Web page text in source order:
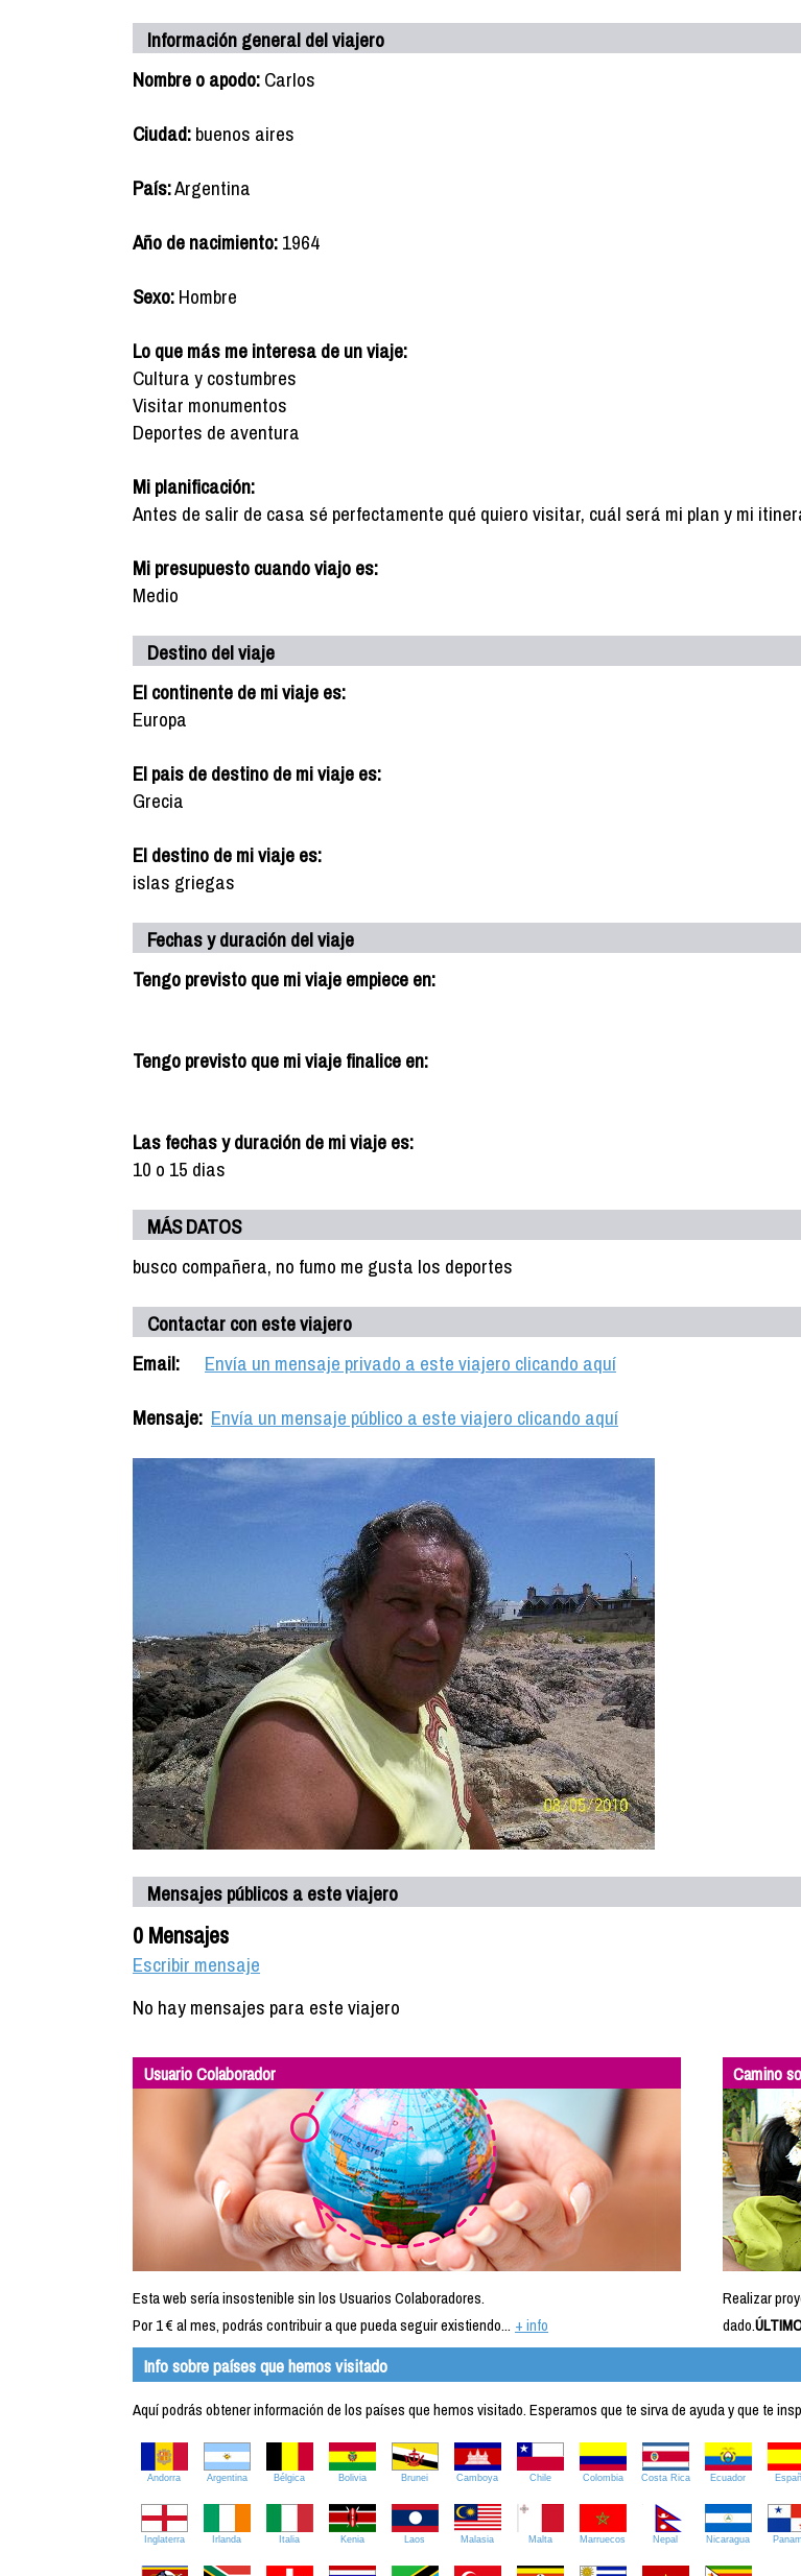
Información general del viajero
Nombre o apodo:Carlos
Ciudad:buenos aires
País:Argentina
Año de nacimiento:1964
Sexo:Hombre
Lo que más me interesa de un viaje:
Cultura y costumbres
Visitar monumentos
Deportes de aventura
Mi planificación:
Antes de salir de casa sé perfectamente qué quiero visitar, cuál será mi plan y mi
Mi presupuesto cuando viajo es:
Medio
Destino del viaje
El continente de mi viaje es:
Europa
El pais de destino de mi viaje es:
Grecia
El destino de mi viaje es:
islas griegas
Fechas y duración del viaje
Tengo previsto que mi viaje empiece en:
Tengo previsto que mi viaje finalice en:
Las fechas y duración de mi viaje es:
10 o 15 dias
MÁS DATOS
busco compañera, no fumo me gusta los deportes
Contactar con este viajero
Email:
Envía un mensaje privado a este viajero clicando aquí
Mensaje: Envía un mensaje público a este viajero clicando aquí
Mensajes públicos a este viajero
0 Mensajes
Escribir mensaje
No hay mensajes para este viajero
Usuario Colaborador
Esta web sería insostenible sin los Usuarios Colaboradores.
Por 1 € al mes, podrás contribuir a que pueda seguir existiendo... + info
Camino
Realizar
dado.
Info sobre países que hemos visitado
Aquí podrás obtener información de los países que hemos visitado. Esperamos que te sirva de ayuda y que te
Andorra Argentina Bélgica Bolivia Brunei Camboya Chile Colombia Costa Rica Ecuador
Inglaterra Irlanda Italia Kenia Laos Malasia Malta Marruecos Nepal Nicaragua